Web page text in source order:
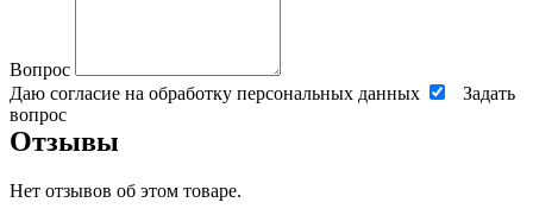
Вопрос
Даю согласие на обработку персональных данных
Задать
вопрос
Отзывы
Нет отзывов об этом товаре.